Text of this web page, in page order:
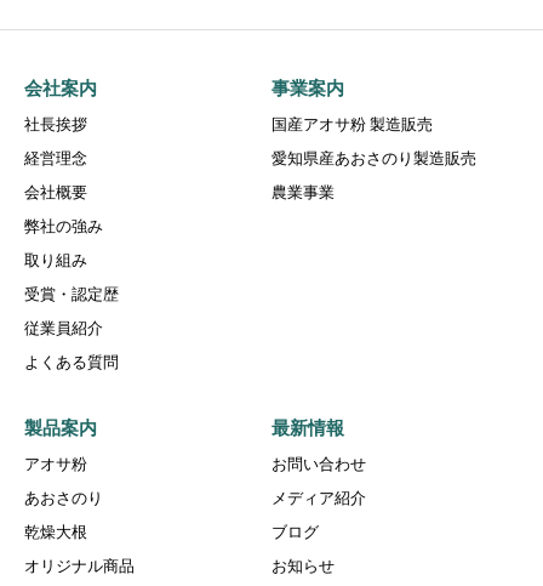
会社案内
社長挨拶
経営理念
会社概要
弊社の強み
取り組み
受賞・認定歴
従業員紹介
よくある質問
事業案内
国産アオサ粉 製造販売
愛知県産あおさのり製造販売
農業事業
製品案内
アオサ粉
あおさのり
乾燥大根
オリジナル商品
最新情報
お問い合わせ
メディア紹介
ブログ
お知らせ